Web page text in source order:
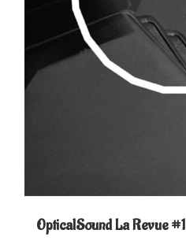
OpticalSound La Revue #1